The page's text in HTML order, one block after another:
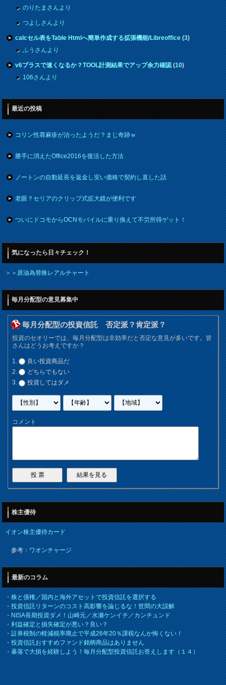
のりたまさんより
つよしさんより
calcセル表をTable Htmlへ簡単作成する拡張機能/Libreoffice(3)
ふうさんより
v6プラスで速くなるか？TOOL計測結果でアップ余力確認(10)
106さんより
最近の投稿
コリン性蕁麻疹が治ったようだ？まじ奇跡ｗ
勝手に消えたOffice2016を復活した方法
ノートンの自動延長を返金し安い価格で契約し直した話
老眼？セリアのクリップ式拡大鏡が便利です
ついにドコモからOCNモバイルに乗り換えて不労所得ゲット！
気になったら日々チェック！
＞＞原油為替株レアルチャート
毎月分配型の意見募集中
毎月分配型の投資信託 否定派？肯定派？
投資のセオリーでは、毎月分配型は非効率だと否定な意見が多いです。皆
さんはどうお考えですか？
良い投資商品だ
どちらでもない
投資してはダメ
コメント
株主優待
イオン株主優待カード
参考：ワオンチャージ
最新のコラム
・株と債権／国内と海外アセットで投資信託を選択する
・投資信託リターンのコスト高影響を論じるな！世間の大誤解
・NISA長期投資ダメ！山崎元／水瀬ケンイチ／カンチュンド
・利益確定と損失確定が悪い？良い？
・証券税制の軽減税率廃止で平成26年20％課税なんか怖くない！
・投資信託おすすめファンド銘柄商品はありません
・暴落で大損を経験しよう！毎月分配型投資信託お答えします（１４）